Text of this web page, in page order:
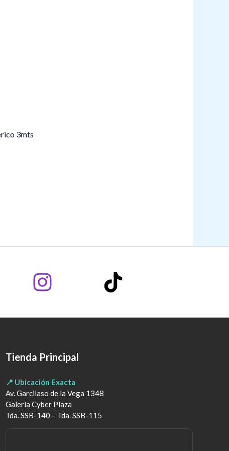
Tienda Principal
📍 Ubicación Exacta
Av. Garcilaso de la Vega 1348
Galería Cyber Plaza
Tda. SSB-140 – Tda. SSB-115